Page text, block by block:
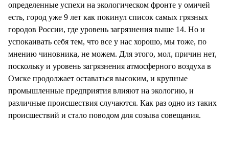
определенные успехи на экологическом фронте у омичей
есть, город уже 9 лет как покинул список самых грязных
городов России, где уровень загрязнения выше 14. Но и
успокаивать себя тем, что все у нас хорошо, мы тоже, по
мнению чиновника, не можем. Для этого, мол, причин нет,
поскольку и уровень загрязнения атмосферного воздуха в
Омске продолжает оставаться высоким, и крупные
промышленные предприятия влияют на экологию, и
различные происшествия случаются. Как раз одно из таких
происшествий и стало поводом для созыва совещания.